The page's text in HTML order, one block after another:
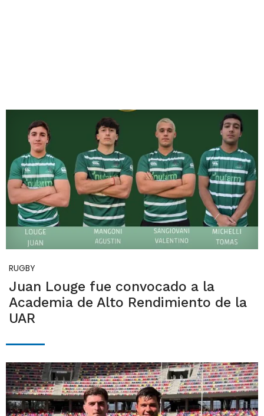
RUGBY
Juan Louge fue convocado a la
Academia de Alto Rendimiento de la
UAR